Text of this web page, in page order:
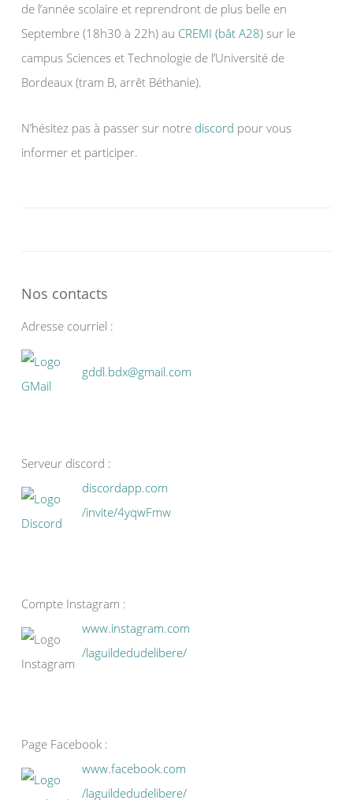
de l’année scolaire et reprendront de plus belle en
Septembre (18h30 à 22h) au CREMI (bât A28) sur le
campus Sciences et Technologie de l’Université de
Bordeaux (tram B, arrêt Béthanie).
N’hésitez pas à passer sur notre discord pour vous
informer et participer.
Nos contacts
Adresse courriel :
gddl.bdx@gmail.com
Serveur discord :
discordapp.com
/invite/4yqwFmw
Compte Instagram :
www.instagram.com
/laguildedudelibere/
Page Facebook :
www.facebook.com
/laguildedudelibere/